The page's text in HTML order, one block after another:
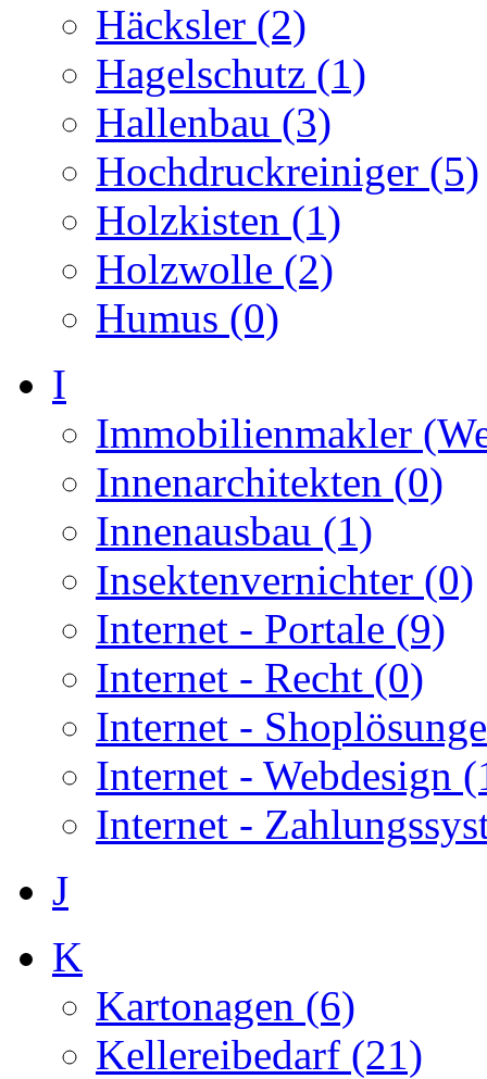
Häcksler (2)
Hagelschutz (1)
Hallenbau (3)
Hochdruckreiniger (5)
Holzkisten (1)
Holzwolle (2)
Humus (0)
I
Immobilienmakler
Innenarchitekten (0)
Innenausbau (1)
Insektenvernichter (0)
Internet - Portale (9)
Internet - Recht (0)
Internet -
Internet - Webdesign
Internet -
J
K
Kartonagen (6)
Kellereibedarf (21)